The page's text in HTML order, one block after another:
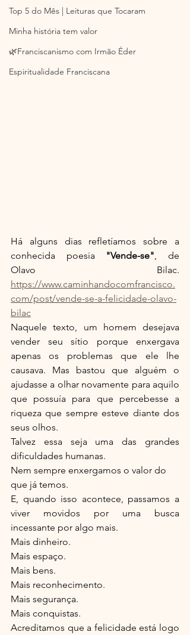
Top 5 do Mês | Leituras que Tocaram
Minha história tem valor
🌿Franciscanismo com Irmão Éder
Espiritualidade Franciscana
Há alguns dias refletíamos sobre a
conhecida poesia "Vende-se" , de
https://www.caminhandocomfrancisco.
com/post/vende-se-a-felicidade-olavo-
bilac
Naquele texto, um homem desejava
vender seu sítio porque enxergava
apenas os problemas que ele lhe
causava. Mas bastou que alguém o
ajudasse a olhar novamente para aquilo
que possuía para que percebesse a
riqueza que sempre esteve diante dos
seus olhos.
Talvez essa seja uma das grandes
dificuldades humanas.
Nem sempre enxergamos o valor do
que já temos.
E, quando isso acontece, passamos a
viver movidos por uma busca
incessante por algo mais.
Mais dinheiro.
Mais espaço.
Mais bens.
Mais reconhecimento.
Mais segurança.
Mais conquistas.
Acreditamos que a felicidade está logo